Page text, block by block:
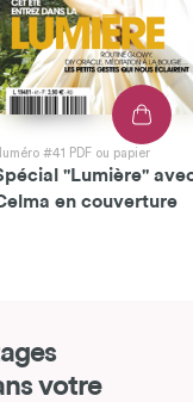
#41 PDF ou papier
"Lumière"
en couverture
votre